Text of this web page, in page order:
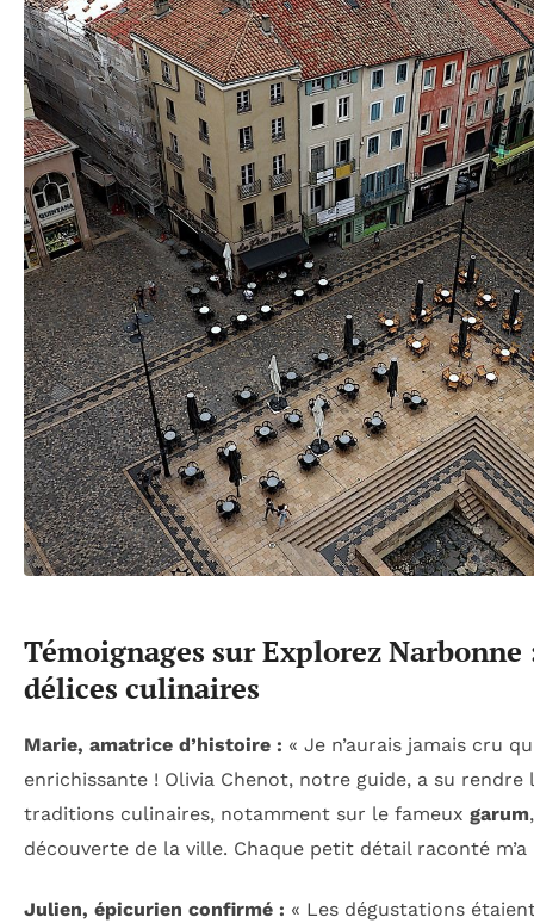
Témoignages sur Explorez
délices culinaires
Marie, amatrice d’histoire : « Je n’aurais jamais cru
enrichissante ! Olivia Chenot, notre guide, a su
traditions culinaires, notamment sur le fameux garum
découverte de la ville. Chaque petit détail raconté
Julien, épicurien confirmé : « Les dégustations